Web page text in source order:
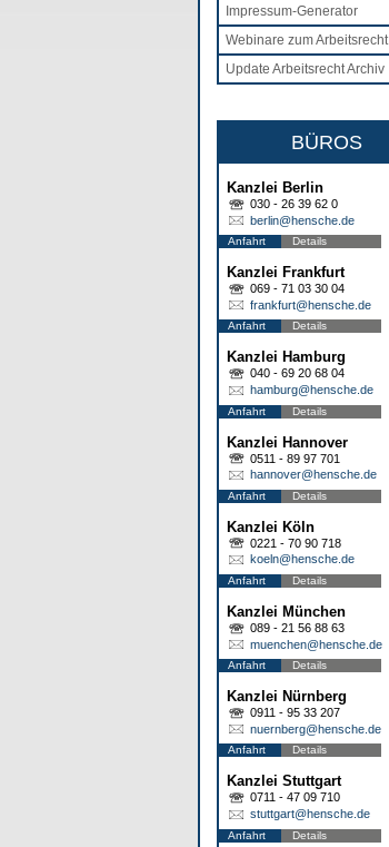
Impressum-Generator
Webinare zum Arbeitsrecht
Update Arbeitsrecht Archiv
BÜROS
Kanzlei Berlin
030 - 26 39 62 0
berlin@hensche.de
Anfahrt Details
Kanzlei Frankfurt
069 - 71 03 30 04
frankfurt@hensche.de
Anfahrt Details
Kanzlei Hamburg
040 - 69 20 68 04
hamburg@hensche.de
Anfahrt Details
Kanzlei Hannover
0511 - 89 97 701
hannover@hensche.de
Anfahrt Details
Kanzlei Köln
0221 - 70 90 718
koeln@hensche.de
Anfahrt Details
Kanzlei München
089 - 21 56 88 63
muenchen@hensche.de
Anfahrt Details
Kanzlei Nürnberg
0911 - 95 33 207
nuernberg@hensche.de
Anfahrt Details
Kanzlei Stuttgart
0711 - 47 09 710
stuttgart@hensche.de
Anfahrt Details